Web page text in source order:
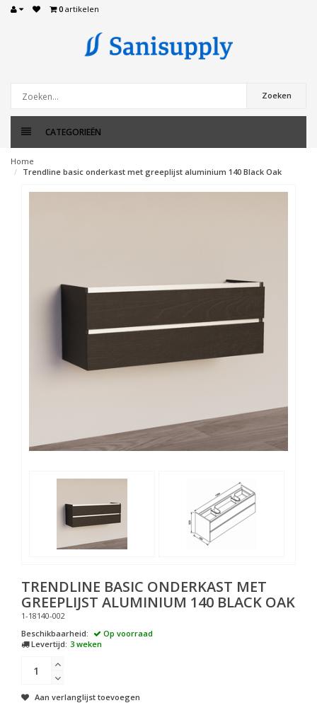
0 artikelen
Zoeken
CATEGORIEËN
Home
Trendline basic onderkast met greeplijst aluminium 140 Black Oak
TRENDLINE BASIC ONDERKAST MET
GREEPLIJST ALUMINIUM 140 BLACK OAK
1-18140-002
Beschikbaarheid:
Op voorraad
Levertijd: 3 weken
Aan verlanglijst toevoegen